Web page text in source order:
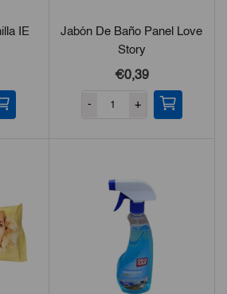
IE
Jabón De Baño Panel Love
Story
€0,39
- +